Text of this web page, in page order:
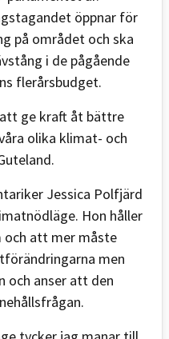
öppnar för
på området och ska
i de pågående
flerårsbudget.
ge kraft åt bättre
olika klimat- och
Jessica Polfjärd
Hon håller
att mer måste
men
och anser att den